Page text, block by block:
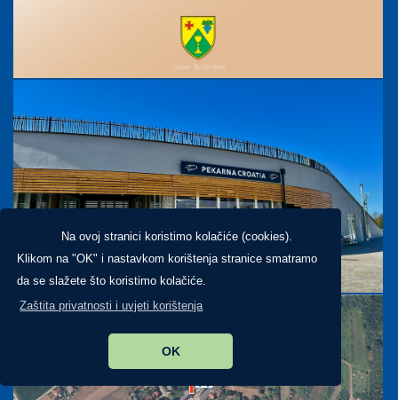
Na ovoj stranici koristimo kolačiće (cookies).
Klikom na "OK" i nastavkom korištenja stranice smatramo
da se slažete što koristimo kolačiće.
Zaštita privatnosti i uvjeti korištenja
OK